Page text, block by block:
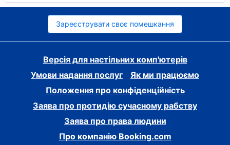
Зареєструвати своє помешкання
Версія для настільних комп'ютерів
Умови надання послуг
Як ми працюємо
Положення про конфіденційність
Заява про протидію сучасному рабству
Заява про права людини
Про компанію Booking.com